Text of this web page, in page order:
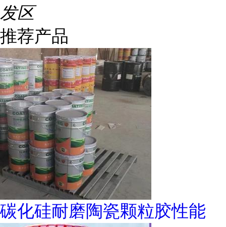
发区
推荐产品
碳化硅耐磨陶瓷颗粒胶性能